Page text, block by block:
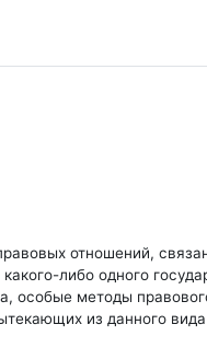
отношений,
либо одного
особые методы
из данного